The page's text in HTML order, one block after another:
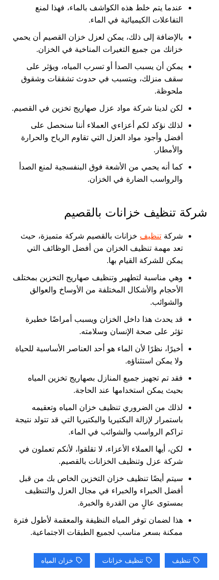
عندما يتم خلط هذه الكواشف بالماء، فهذا لمنع
التفاعلات الكيميائية في الماء.
بالإضافة إلى ذلك، يمكن لعزل خزان القصيم أن يحمي
خزانك من جميع التغيرات المناخية في الخزان.
يمكن أن يسبب الصدأ أو تسرب المياه، ويؤثر على
سقف منزلك، ويتسبب في حدوث تشققات وشقوق
ملحوظة.
لكن لدينا شركة مواد عزل صهاريج تخزين في القصيم.
لذلك نؤكد لكم أعزاءي العملاء أننا سنحصل على
أفضل وأجود مواد العزل التي تقاوم الرياح والحرارة
والأمطار.
كما أنه يحمي من الأشعة فوق البنفسجية لمنع الصدأ
والرواسب الضارة في الخزان.
شركة تنظيف خزانات بالقصيم
شركة تنظيف خزانات بالقصيم شركة متميزة، حيث
تعد مهمة تنظيف الخزان من أفضل الوظائف التي
يمكن للشركة القيام بها.
وهي مناسبة لتطهير وتنظيف صهاريج التخزين بمختلف
الأحجام والأشكال المختلفة من الأوساخ والعوالق
والشوائب.
قد يحدث هذا داخل الخزان ويسبب أمراضًا خطيرة
تؤثر على صحة الإنسان وسلامته.
أخيرًا، نظرًا لأن الماء هو أحد العناصر الأساسية للحياة
ولا يمكن استثناؤه.
فقد تم تجهيز جميع المنازل بصهاريج تخزين المياه
بحيث يمكن استخدامها عند الحاجة.
لذلك من الضروري تنظيف خزان المياه وتعقيمه
باستمرار لإزالة البكتيريا والبكتيريا التي قد تتولد نتيجة
تراكم الرواسب والشوائب في الماء.
لكن، أيها العملاء الأعزاء، لا تقلقوا، لأنكم تعملون في
شركة عزل وتنظيف الخزانات بالقصيم.
سيتم أيضًا تنظيف خزان التخزين الخاص بك من قبل
أفضل الخبراء والخبراء في مجال العزل والتنظيف
بمستوى عالٍ من القدرة والخبرة.
هذا لضمان توفر المياه النظيفة والمعقمة لأطول فترة
ممكنة بسعر مناسب لجميع الطبقات الاجتماعية.
تنظيف تنظيف خزانات خزان المياه